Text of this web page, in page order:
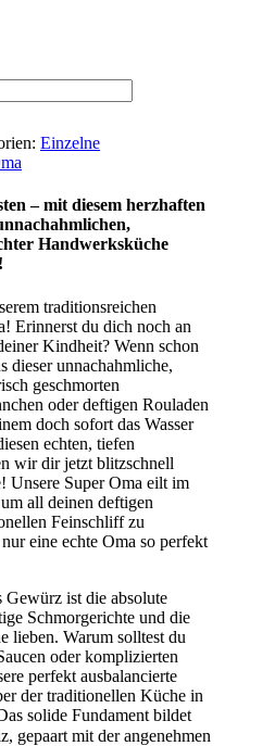
Einzelne
– mit diesem herzhaften
Handwerksküche
traditionsreichen
Erinnerst du dich noch an
Kindheit? Wenn schon
dieser unnachahmliche,
geschmorten
oder deftigen Rouladen
doch sofort das Wasser
echten, tiefen
wir dir jetzt blitzschnell
Unsere Super Oma eilt im
all deinen deftigen
Feinschliff zu
eine echte Oma so perfekt
Gewürz ist die absolute
Schmorgerichte und die
lieben. Warum solltest du
oder komplizierten
perfekt ausbalancierte
der traditionellen Küche in
solide Fundament bildet
gepaart mit der angenehmen